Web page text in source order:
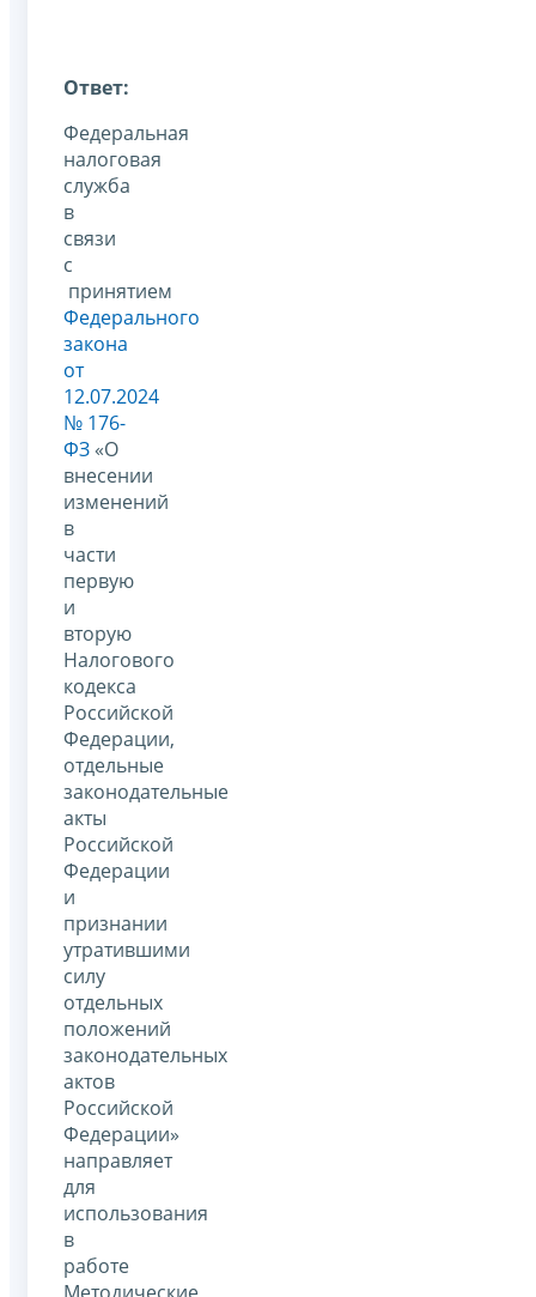
Ответ:
Федеральная
налоговая
служба
в
связи
с
принятием
Федерального
закона
от
12.07.2024
№ 176-
ФЗ «О
внесении
изменений
в
части
первую
и
вторую
Налогового
кодекса
Российской
Федерации,
отдельные
законодательные
акты
Российской
Федерации
и
признании
утратившими
силу
отдельных
положений
законодательных
актов
Российской
Федерации»
направляет
для
использования
в
работе